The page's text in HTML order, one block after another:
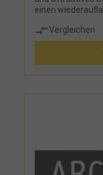
einen
Netzadapter und
weiß
Vergleichen